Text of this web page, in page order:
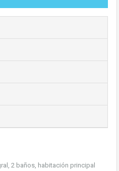
2 baños, habitación principal